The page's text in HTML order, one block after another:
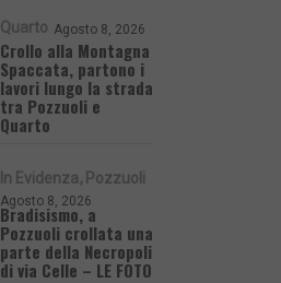
Quarto Agosto 8, 2026
Crollo alla Montagna
Spaccata, partono i
lavori lungo la strada
tra Pozzuoli e
Quarto
In Evidenza Pozzuoli
Agosto 8, 2026
Bradisismo, a
Pozzuoli crollata una
parte della Necropoli
di via Celle – LE FOTO